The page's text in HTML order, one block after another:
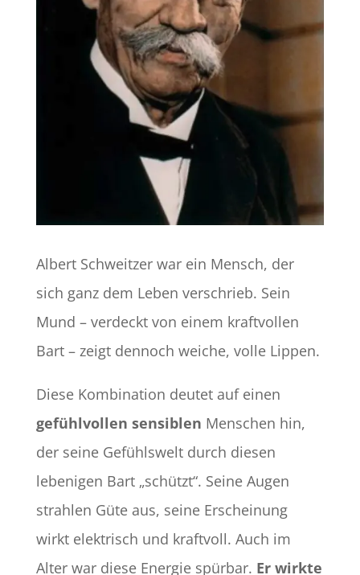
Albert Schweitzer war ein Mensch, der
sich ganz dem Leben verschrieb. Sein
Mund – verdeckt von einem kraftvollen
Bart – zeigt dennoch weiche, volle Lippen.
Diese Kombination deutet auf einen
gefühlvollen sensiblen Menschen hin,
der seine Gefühlswelt durch diesen
lebenigen Bart „schützt“. Seine Augen
strahlen Güte aus, seine Erscheinung
wirkt elektrisch und kraftvoll. Auch im
Alter war diese Energie spürbar. Er wirkte